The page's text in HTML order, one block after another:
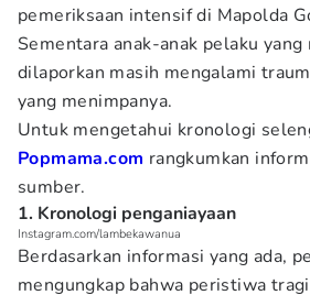
pemeriksaan intensif di Mapolda
Sementara anak-anak pelaku
dilaporkan masih mengalami
yang menimpanya.
Untuk mengetahui kronologi
Popmama.com rangkumkan
sumber.
1. Kronologi penganiayaan
Instagram.com/lambekawanua
Berdasarkan informasi yang ada,
mengungkap bahwa peristiwa